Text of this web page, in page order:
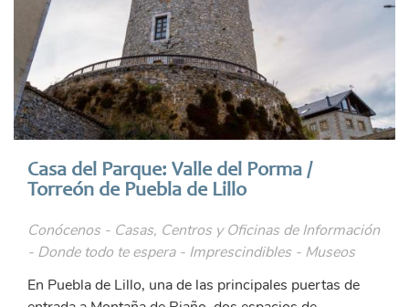
Casa del Parque: Valle del Porma /
Torreón de Puebla de Lillo
Conócenos - Casas, Centros y Oficinas de Información
- Donde todo te espera - Imprescindibles - Museos
En Puebla de Lillo, una de las principales puertas de